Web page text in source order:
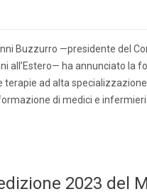
Buzzurro —presidente del
all’Estero— ha annunciato la
ad alta
di medici e infermieri
2023 del